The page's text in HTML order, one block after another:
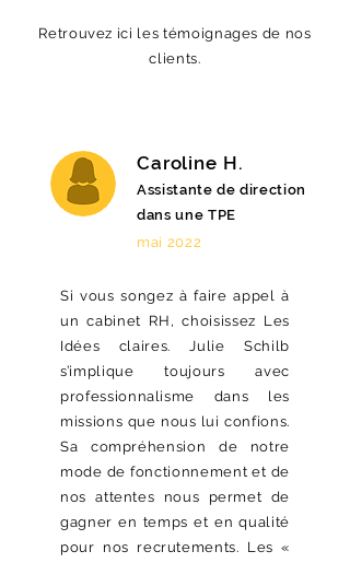
Retrouvez ici les témoignages de nos
clients.
Caroline H.
Assistante de direction
dans une TPE
mai 2022
Si vous songez à faire appel à
un cabinet RH, choisissez Les
Idées claires. Julie Schilb
s’implique toujours avec
professionnalisme dans les
missions que nous lui confions.
Sa compréhension de notre
mode de fonctionnement et de
nos attentes nous permet de
gagner en temps et en qualité
pour nos recrutements. Les «